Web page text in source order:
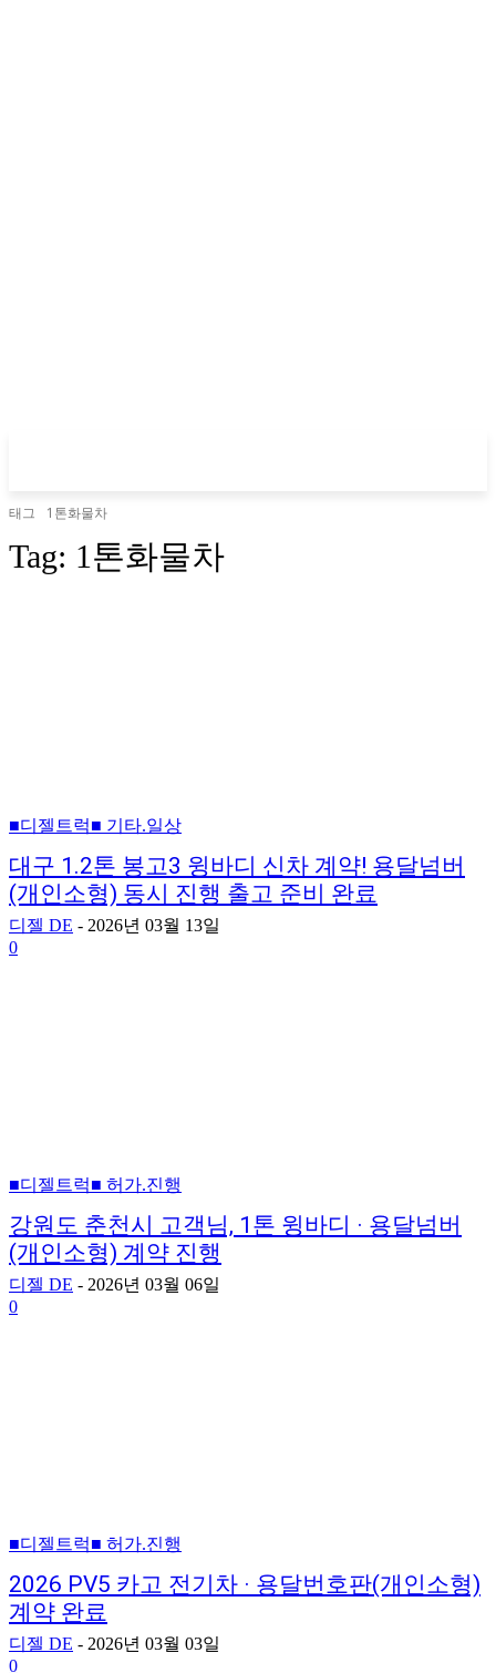
태그 1톤화물차
Tag: 1톤화물차
■디젤트럭■ 기타.일상
대구 1.2톤 봉고3 윙바디 신차 계약! 용달넘버
(개인소형) 동시 진행 출고 준비 완료
디젤 DE - 2026년 03월 13일
0
■디젤트럭■ 허가.진행
강원도 춘천시 고객님, 1톤 윙바디 · 용달넘버
(개인소형) 계약 진행
디젤 DE - 2026년 03월 06일
0
■디젤트럭■ 허가.진행
2026 PV5 카고 전기차 · 용달번호판(개인소형)
계약 완료
디젤 DE - 2026년 03월 03일
0